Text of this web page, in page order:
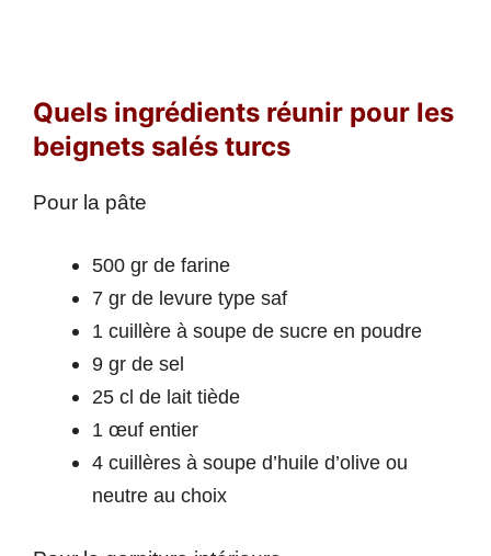
Quels ingrédients réunir pour les
beignets salés turcs
Pour la pâte
500 gr de farine
7 gr de levure type saf
1 cuillère à soupe de sucre en poudre
9 gr de sel
25 cl de lait tiède
1 œuf entier
4 cuillères à soupe d’huile d’olive ou
neutre au choix